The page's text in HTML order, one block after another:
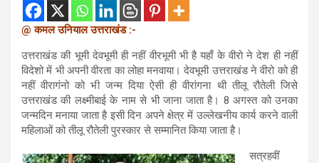
@ कमल उनियाल उत्तराखंड :-
उत्तराखंड की भूमी देवभूमी ही नहीं वीरभूमी भी है यहाँ के वीरो ने देश ही नहीं
विदेशो में भी अपनी वीरता का लोहा मनवाया। देवभूमी उत्तराखंड ने वीरो को ही
नहीं वीरागंनो को भी जन्म दिया ऐसी ही वीरांगना थी तीलू रौतेली जिसे
उत्तराखंड की लक्ष्मीबाई के नाम से भी जाना जाता है। 8 अगस्त को उनका
जन्मदिन मनाया जाता है इसी दिन अपने क्षेत्र में उल्लेखनीय कार्य करने वाली
महिलाओं को तीलू रौतेली पुरस्कार से सम्मानित किया जाता है।
सत्रहवीं